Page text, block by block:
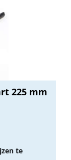
225 mm
te